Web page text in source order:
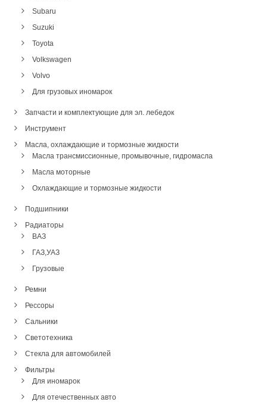
Subaru
Suzuki
Toyota
Volkswagen
Volvo
Для грузовых иномарок
Запчасти и комплектующие для эл. лебедок
Инструмент
Масла, охлаждающие и тормозные жидкости
Масла трансмиссионные, промывочные, гидромасла
Масла моторные
Охлаждающие и тормозные жидкости
Подшипники
Радиаторы
ВАЗ
ГАЗ,УАЗ
Грузовые
Ремни
Рессоры
Сальники
Светотехника
Стекла для автомобилей
Фильтры
Для иномарок
Для отечественных авто